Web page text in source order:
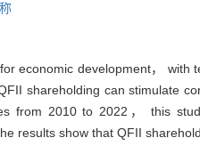
economic development，
shareholding can stimulate
from 2010 to 2022， this
results show that QFII